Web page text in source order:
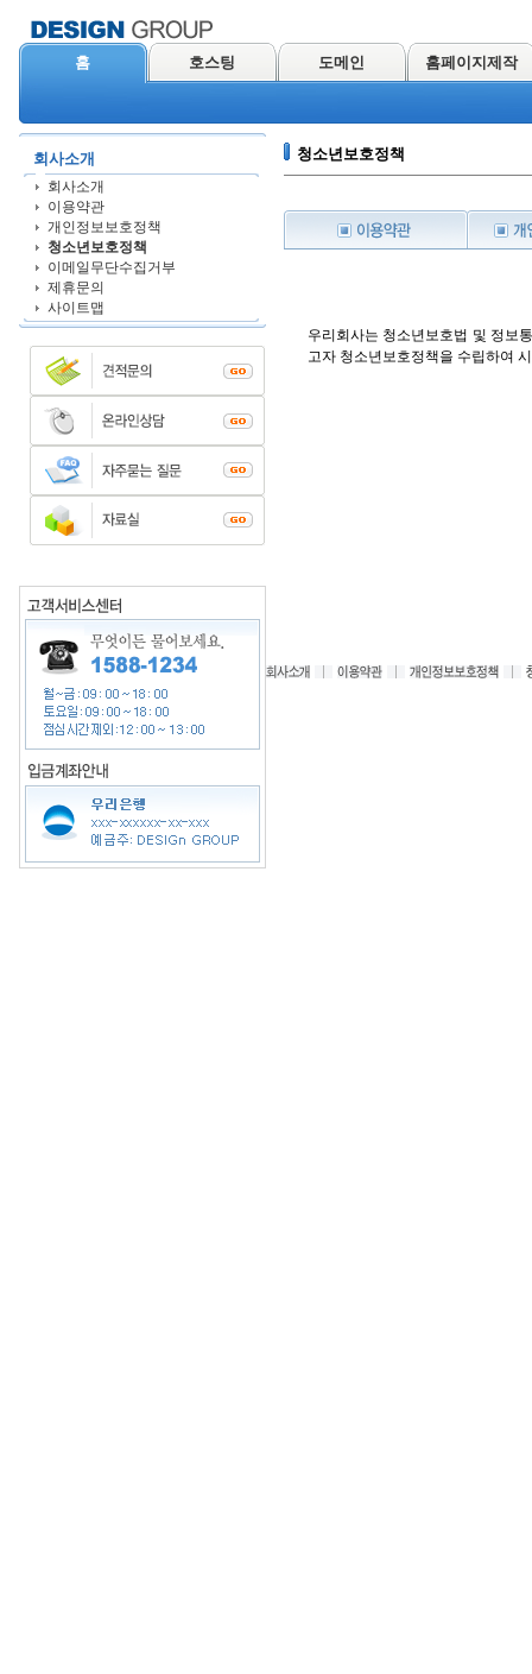
홈 호스팅 도메인 홈페이지제작
회사소개
회사소개
이용약관
개인정보보호정책
청소년보호정책
이메일무단수집거부
제휴문의
사이트맵
청소년보호정책
우리회사는 청소년보호법 및 정보
고자 청소년보호정책을 수립하여